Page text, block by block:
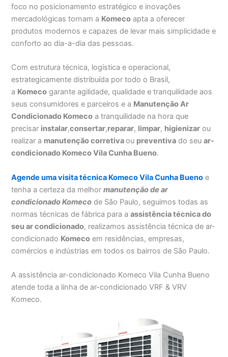
foco no posicionamento estratégico e inovações
mercadológicas tornam a Komeco apta a oferecer
produtos modernos e capazes de levar mais simplicidade e
conforto ao dia-a-dia das pessoas.
Com estrutura técnica, logística e operacional,
estrategicamente distribuída por todo o Brasil,
a Komeco garante agilidade, qualidade e tranquilidade aos
seus consumidores e parceiros e a Manutenção Ar
Condicionado Komeco a tranquilidade na hora que
precisar instalar,consertar,reparar, limpar, higienizar ou
realizar a manutenção corretivaou preventiva do seuar-
condicionado Komeco Vila Cunha Bueno.
Agende uma visita técnica Komeco Vila Cunha Bueno e
tenha a certeza da melhormanutençãode ar
condicionado Komeco de São Paulo, seguimos todas as
normas técnicas de fábrica para aassistência técnica do
seu ar condicionado, realizamos assistência técnica de ar-
condicionado Komeco em residências, empresas,
comércios e indústrias em todos os bairros de São Paulo.
A assistência ar-condicionado Komeco Vila Cunha Bueno
atende toda a linha de ar-condicionado VRF & VRV
Komeco.